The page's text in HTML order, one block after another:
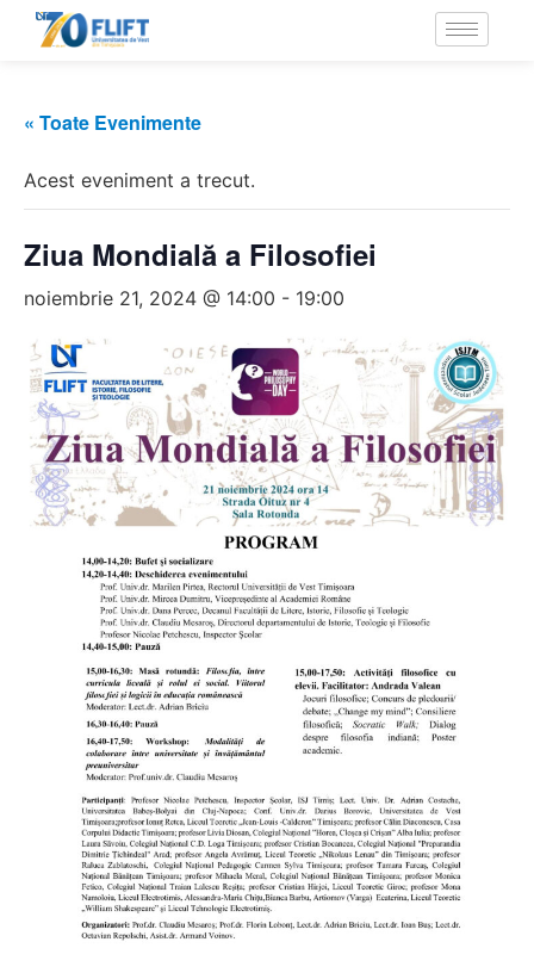
« Toate Evenimente
Acest eveniment a trecut.
Ziua Mondială a Filosofiei
noiembrie 21, 2024 @ 14:00 - 19:00